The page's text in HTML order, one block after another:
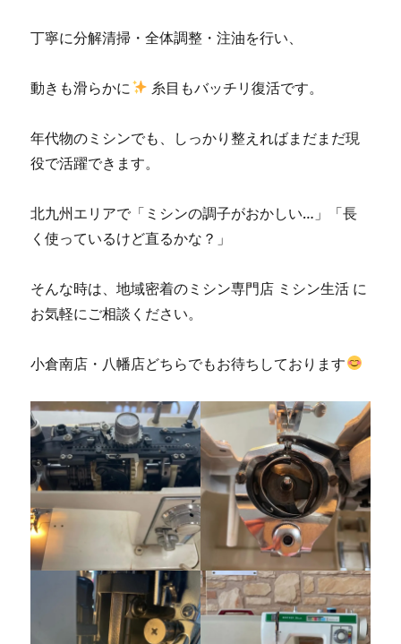
丁寧に分解清掃・全体調整・注油を行い、
動きも滑らかに 糸目もバッチリ復活です。
年代物のミシンでも、しっかり整えればまだまだ現
役で活躍できます。
北九州エリアで「ミシンの調子がおかしい…」「長
く使っているけど直るかな？」
そんな時は、地域密着のミシン専門店 ミシン生活 に
お気軽にご相談ください。
小倉南店・八幡店どちらでもお待ちしております